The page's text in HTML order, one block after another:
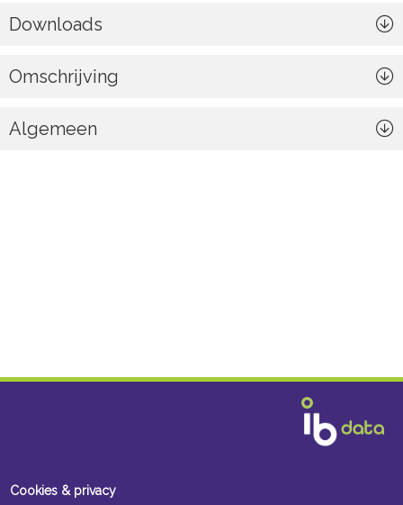
Downloads
Omschrijving
Algemeen
Cookies & privacy